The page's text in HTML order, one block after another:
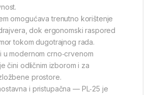
omogućava trenutno korištenje
dok ergonomski raspored
tokom dugotrajnog rada.
u modernom crno‑crvenom
čini odličnim izborom i za
prostore.
i pristupačna — PL‑25 je